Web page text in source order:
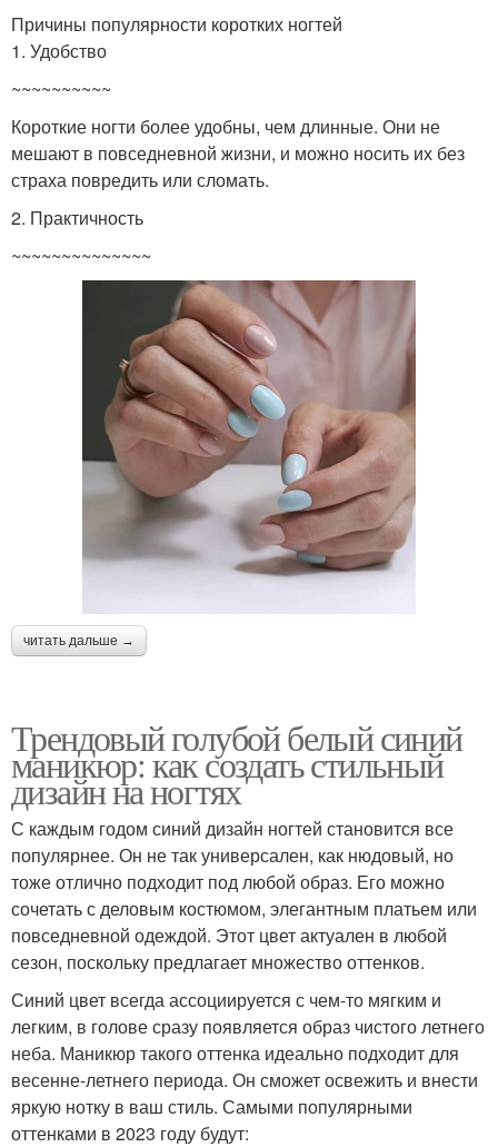
Причины популярности коротких ногтей
1. Удобство
~~~~~~~~~~
Короткие ногти более удобны, чем длинные. Они не
мешают в повседневной жизни, и можно носить их без
страха повредить или сломать.
2. Практичность
~~~~~~~~~~~~~~
читать дальше →
Трендовый голубой белый синий
маникюр: как создать стильный
дизайн на ногтях
С каждым годом синий дизайн ногтей становится все
популярнее. Он не так универсален, как нюдовый, но
тоже отлично подходит под любой образ. Его можно
сочетать с деловым костюмом, элегантным платьем или
повседневной одеждой. Этот цвет актуален в любой
сезон, поскольку предлагает множество оттенков.
Синий цвет всегда ассоциируется с чем-то мягким и
легким, в голове сразу появляется образ чистого летнего
неба. Маникюр такого оттенка идеально подходит для
весенне-летнего периода. Он сможет освежить и внести
яркую нотку в ваш стиль. Самыми популярными
оттенками в 2023 году будут: